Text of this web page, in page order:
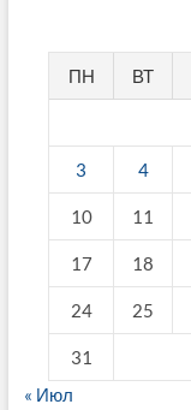
ПН ВТ
3 4
10 11
17 18
24 25
31
« Июл